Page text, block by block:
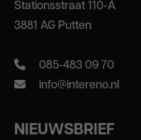
Stationsstraat 110-A
3881 AG Putten
085-483 09 70
info@intereno.nl
NIEUWSBRIEF